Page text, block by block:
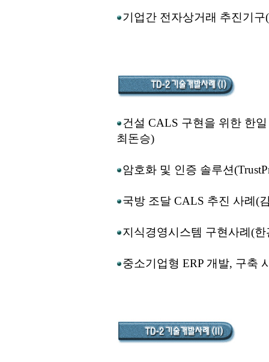
기업간 전자상거래 추진기구
건설 CALS 구현을 위한 한
최돈승)
암호화 및 인증 솔루션
국방 조달 CALS 추진 사례(
지식경영시스템 구현사례(한
중소기업형 ERP 개발, 구축